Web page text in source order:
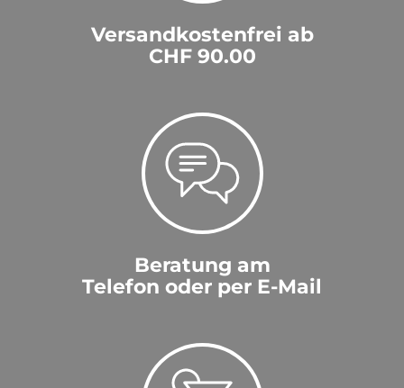
Versandkostenfrei ab
CHF 90.00
Beratung am
Telefon oder per E-Mail